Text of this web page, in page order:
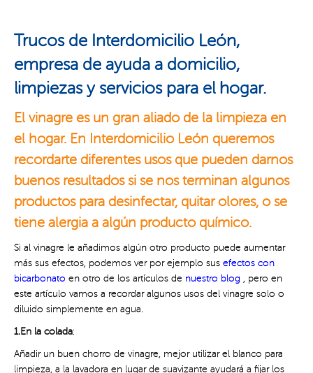
Trucos de Interdomicilio León,
empresa de ayuda a domicilio,
limpiezas y servicios para el hogar.
El vinagre es un gran aliado de la limpieza en
el hogar. En Interdomicilio León queremos
recordarte diferentes usos que pueden darnos
buenos resultados si se nos terminan algunos
productos para desinfectar, quitar olores, o se
tiene alergia a algún producto químico.
Si al vinagre le añadimos algún otro producto puede aumentar
más sus efectos, podemos ver por ejemplo sus efectos con
bicarbonato en otro de los artículos de nuestro blog , pero en
este artículo vamos a recordar algunos usos del vinagre solo o
diluido simplemente en agua.
1.En la colada:
Añadir un buen chorro de vinagre, mejor utilizar el blanco para
limpieza, a la lavadora en lugar de suavizante ayudará a fijar los